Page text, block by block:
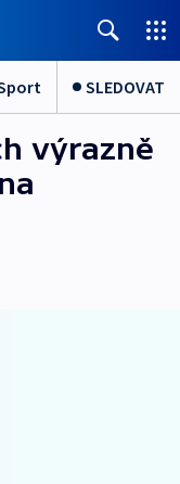
SLEDOVAT
výrazně